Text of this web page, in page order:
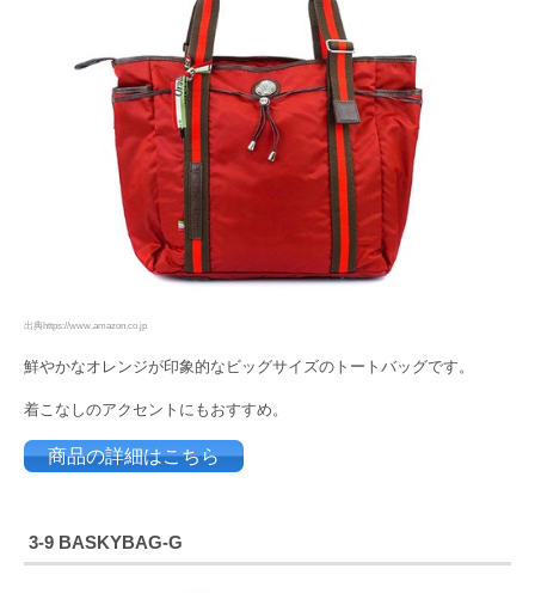
出典https://www.amazon.co.jp
鮮やかなオレンジが印象的なビッグサイズのトートバッグです。
着こなしのアクセントにもおすすめ。
商品の詳細はこちら
3-9 BASKYBAG-G